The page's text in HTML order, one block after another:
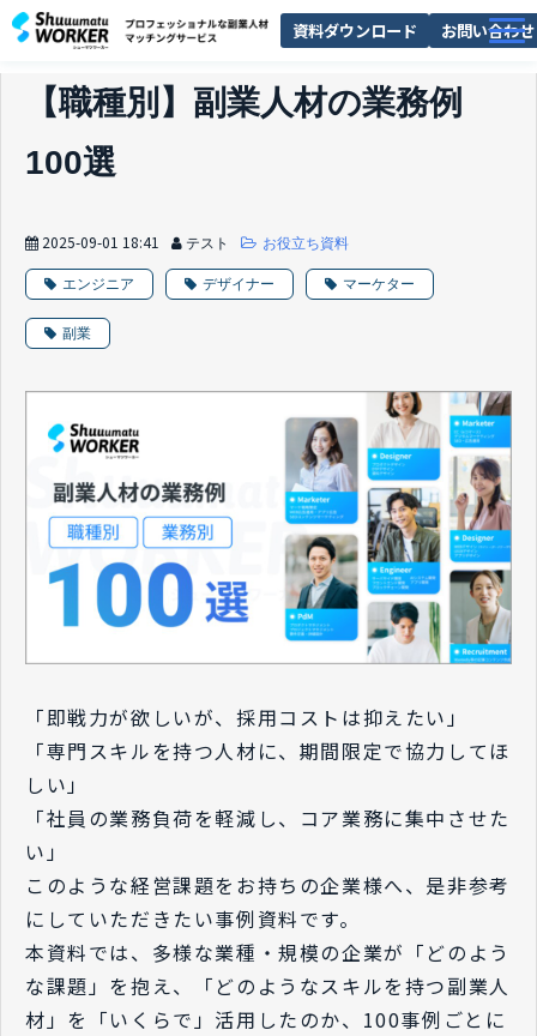
資料ダウンロード お問い合わせ
選ばれる理由
【職種別】副業人材の業務例
100選
2025-09-01 18:41 テスト お役立ち資料
エンジニア デザイナー マーケター
副業
「即戦力が欲しいが、採用コストは抑えたい」
「専門スキルを持つ人材に、期間限定で協力してほ
しい」
「社員の業務負荷を軽減し、コア業務に集中させた
い」
このような経営課題をお持ちの企業様へ、是非参考
にしていただきたい事例資料です。
本資料では、多様な業種・規模の企業が「どのよう
な課題」を抱え、「どのようなスキルを持つ副業人
材」を「いくらで」活用したのか、100事例ごとに